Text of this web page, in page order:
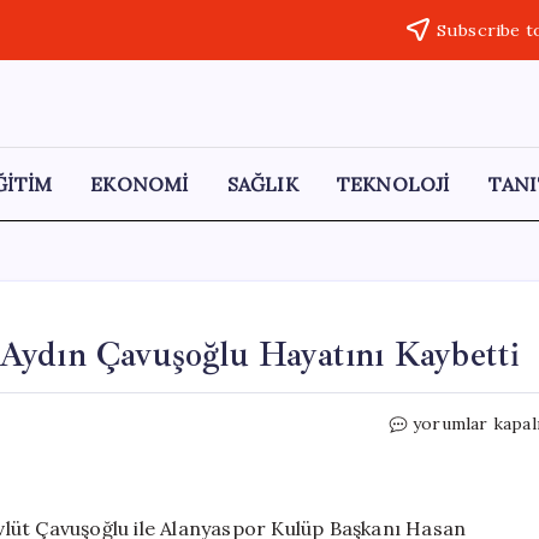
Subscribe
EKONOMİ SAĞLIK TEKNOLOJİ
Çavuşoğlu Hayatını Kaybetti
Mevlüt
Çavuşoğlu
yorumlar
Çavuşoğlu ile Alanyaspor Kulüp Başkanı Hasan